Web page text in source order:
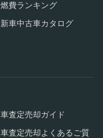
燃費ランキング
新車中古車カタログ
車査定売却ガイド
車査定売却よくあるご質